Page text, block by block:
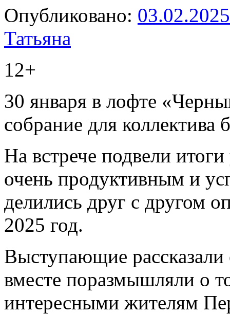
Опубликовано: 03.02.2025
Татьяна
12+
30 января в лофте
собрание для коллектива
На встрече подвели
очень продуктивным и
делились друг с другом
2025 год.
Выступающие рассказали
вместе поразмышляли о
интересными жителям